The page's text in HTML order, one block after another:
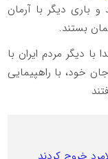
باری دیگر با آرمان
بستند.
با دیگر مردم ایران با
خود، با راهپیمایی